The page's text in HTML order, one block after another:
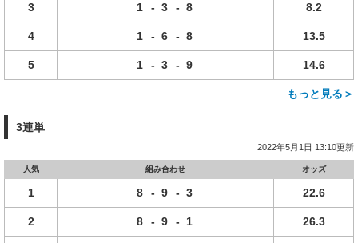
3 1 - 3 - 8 8.2
4 1 - 6 - 8 13.5
5 1 - 3 - 9 14.6
もっと見る＞
3連単
2022年5月1日 13:10更新
人気 組み合わせ オッズ
1 8 - 9 - 3 22.6
2 8 - 9 - 1 26.3